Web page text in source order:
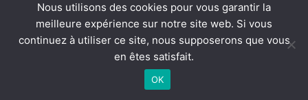
Tags:P
Nous utilisons des cookies pour vous garantir la
meilleure expérience sur notre site web. Si vous
continuez à utiliser ce site, nous supposerons que vous
en êtes satisfait.
OK